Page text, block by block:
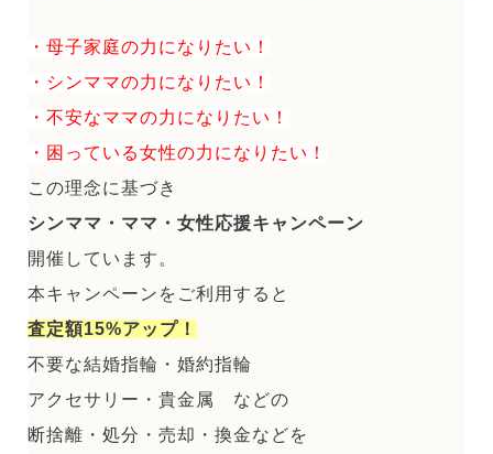
・母子家庭の力になりたい！
・シンママの力になりたい！
・不安なママの力になりたい！
・困っている女性の力になりたい！
この理念に基づき
シンママ・ママ・女性応援キャンペーン
開催しています。
本キャンペーンをご利用すると
査定額15%アップ！
不要な結婚指輪・婚約指輪
アクセサリー・貴金属 などの
断捨離・処分・売却・換金などを